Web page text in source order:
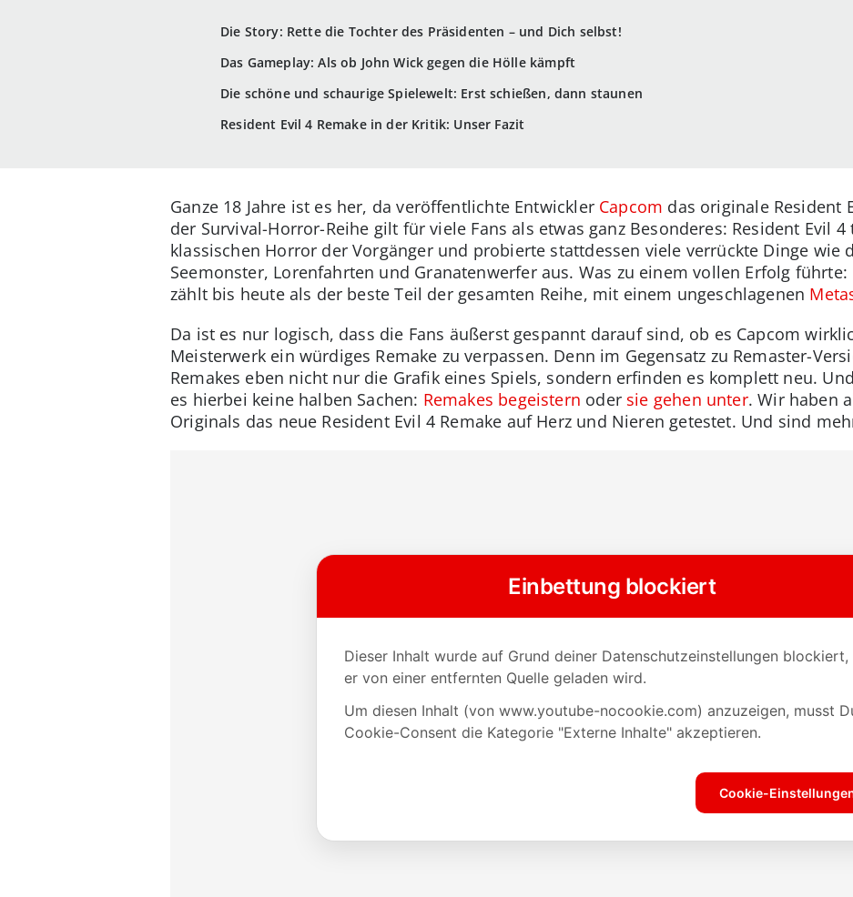
Die Story: Rette die Tochter des Präsidenten – und Dich selbst!
Das Gameplay: Als ob John Wick gegen die Hölle kämpft
Die schöne und schaurige Spielewelt: Erst schießen, dann staunen
Resident Evil 4 Remake in der Kritik: Unser Fazit
Ganze 18 Jahre ist es her, da veröffentlichte Entwickler Capcom das originale Resident
der Survival-Horror-Reihe gilt für viele Fans als etwas ganz Besonderes: Resident Evil
klassischen Horror der Vorgänger und probierte stattdessen viele verrückte Dinge wie
Seemonster, Lorenfahrten und Granatenwerfer aus. Was zu einem vollen Erfolg führte:
zählt bis heute als der beste Teil der gesamten Reihe, mit einem ungeschlagenen
Da ist es nur logisch, dass die Fans äußerst gespannt darauf sind, ob es Capcom
Meisterwerk ein würdiges Remake zu verpassen. Denn im Gegensatz zu Remaster-
Remakes eben nicht nur die Grafik eines Spiels, sondern erfinden es komplett neu.
es hierbei keine halben Sachen: Remakes begeistern oder sie gehen unter. Wir haben
Originals das neue Resident Evil 4 Remake auf Herz und Nieren getestet. Und sind